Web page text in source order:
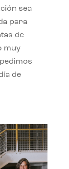
sea
para
de
muy
de